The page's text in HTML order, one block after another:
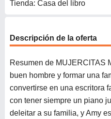
Tienda: Casa del libro
Descripción de la oferta
Resumen de MUJERCITAS
buen hombre y formar una
convertirse en una escritora
con tener siempre un piano
deleitar a su familia, y Amy